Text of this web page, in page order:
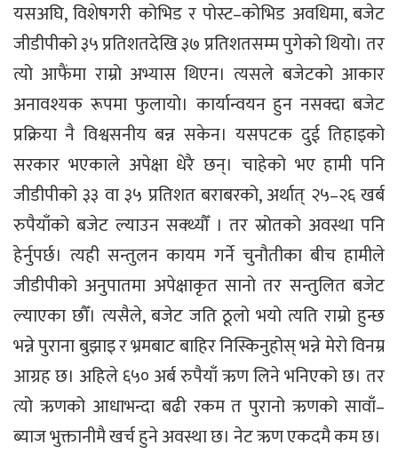
यसअघि, विशेषगरी कोभिड र पोस्ट–कोभिड अवधिमा, बजेट
जीडीपीको ३५ प्रतिशतदेखि ३७ प्रतिशतसम्म पुगेको थियो। तर
त्यो आफैंमा राम्रो अभ्यास थिएन। त्यसले बजेटको आकार
अनावश्यक रूपमा फुलायो। कार्यान्वयन हुन नसक्दा बजेट
प्रक्रिया नै विश्वसनीय बन्न सकेन। यसपटक दुई तिहाइको
सरकार भएकाले अपेक्षा धेरै छन्। चाहेको भए हामी पनि
जीडीपीको ३३ वा ३५ प्रतिशत बराबरको, अर्थात् २५–२६ खर्ब
रुपैयाँको बजेट ल्याउन सक्थ्यौँ । तर स्रोतको अवस्था पनि
हेर्नुपर्छ। त्यही सन्तुलन कायम गर्ने चुनौतीका बीच हामीले
जीडीपीको अनुपातमा अपेक्षाकृत सानो तर सन्तुलित बजेट
ल्याएका छौँ। त्यसैले, बजेट जति ठूलो भयो त्यति राम्रो हुन्छ
भन्ने पुराना बुझाइ र भ्रमबाट बाहिर निस्किनुहोस् भन्ने मेरो विनम्र
आग्रह छ। अहिले ६५० अर्ब रुपैयाँ ऋण लिने भनिएको छ। तर
त्यो ऋणको आधाभन्दा बढी रकम त पुरानो ऋणको सावाँ–
ब्याज भुक्तानीमै खर्च हुने अवस्था छ। नेट ऋण एकदमै कम छ।